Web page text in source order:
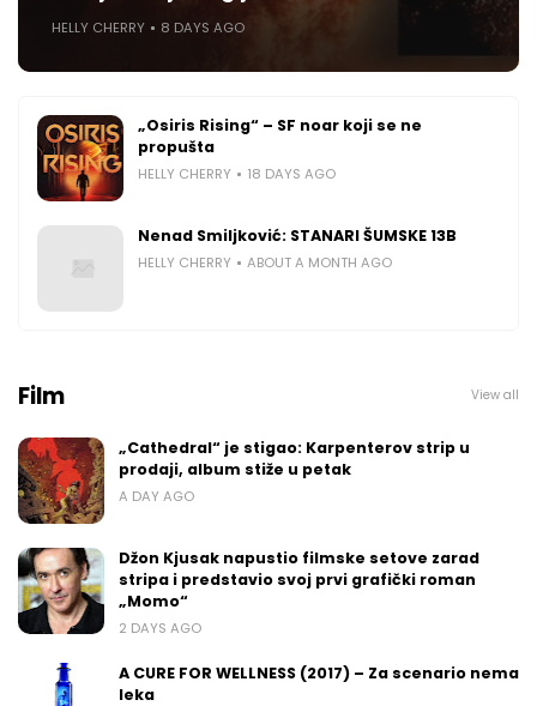
HELLY CHERRY 8 DAYS AGO
„Osiris Rising“ – SF noar koji se ne
propušta
HELLY CHERRY 18 DAYS AGO
Nenad Smiljković: STANARI ŠUMSKE 13B
HELLY CHERRY ABOUT A MONTH AGO
Film View all
„Cathedral“ je stigao: Karpenterov strip u
prodaji, album stiže u petak
A DAY AGO
Džon Kjusak napustio filmske setove zarad
stripa i predstavio svoj prvi grafički roman
„Momo“
2 DAYS AGO
A CURE FOR WELLNESS (2017) – Za scenario nema
leka